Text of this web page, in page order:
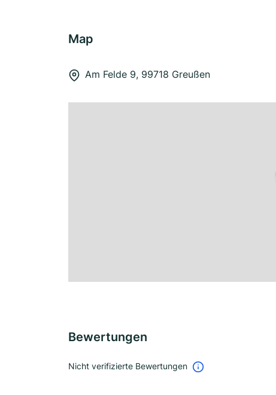
Map
Am Felde 9, 99718 Greußen
Bewertungen
Nicht verifizierte Bewertungen